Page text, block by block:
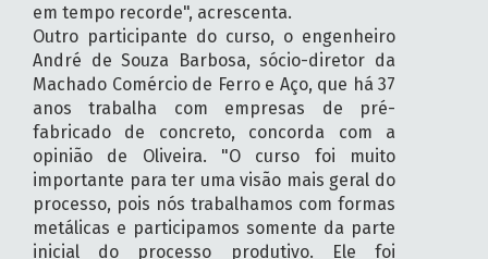
em tempo recorde", acrescenta.
Outro participante do curso, o engenheiro
André de Souza Barbosa, sócio-diretor da
Machado Comércio de Ferro e Aço, que há 37
anos trabalha com empresas de pré-
fabricado de concreto, concorda com a
opinião de Oliveira. "O curso foi muito
importante para ter uma visão mais geral do
processo, pois nós trabalhamos com formas
metálicas e participamos somente da parte
inicial do processo produtivo. Ele foi